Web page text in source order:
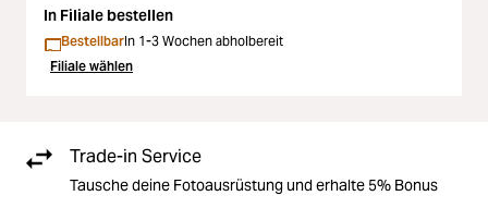
In Filiale bestellen
BestellbarIn 1-3 Wochen abholbereit
Filiale wählen
Trade-in Service
Tausche deine Fotoausrüstung und erhalte 5% Bonus